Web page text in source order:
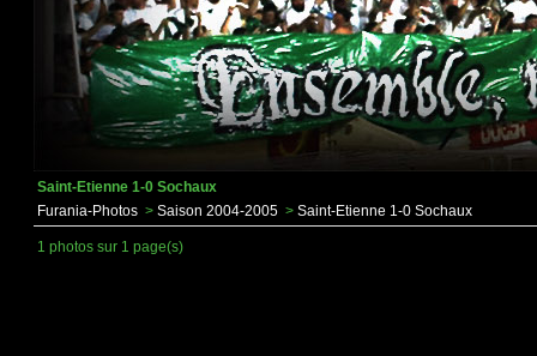
Saint-Etienne 1-0 Sochaux
Furania-Photos > Saison 2004-2005 > Saint-Etienne 1-0 Sochaux
1 photos sur 1 page(s)